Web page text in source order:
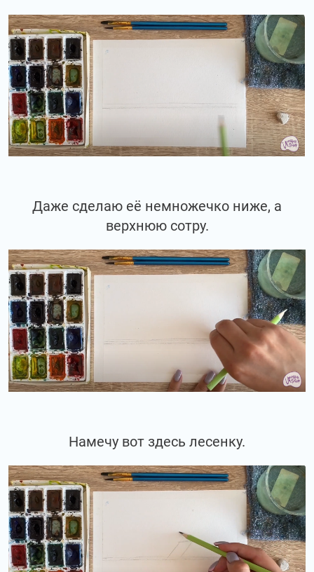
Даже сделаю её немножечко ниже, а
верхнюю сотру.
Намечу вот здесь лесенку.